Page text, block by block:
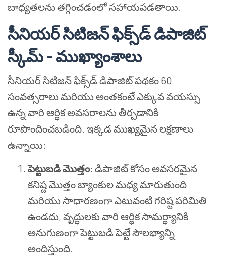
బాధ్యతలను తగ్గించడంలో సహాయపడతాయి.
సీనియర్ సిటిజన్ ఫిక్స్‌డ్ డిపాజిట్
స్కీమ్ - ముఖ్యాంశాలు
సీనియర్ సిటిజన్ ఫిక్స్‌డ్ డిపాజిట్ పథకం 60
సంవత్సరాలు మరియు అంతకంటే ఎక్కువ వయస్సు
ఉన్న వారి ఆర్థిక అవసరాలను తీర్చడానికి
రూపొందించబడింది. ఇక్కడ ముఖ్యమైన లక్షణాలు
ఉన్నాయి:
పెట్టుబడి మొత్తం: డిపాజిట్ కోసం అవసరమైన
కనిష్ట మొత్తం బ్యాంకుల మధ్య మారుతుంది
మరియు సాధారణంగా ఎటువంటి గరిష్ట పరిమితి
ఉండదు, వృద్ధులకు వారి ఆర్థిక సామర్థ్యానికి
అనుగుణంగా పెట్టుబడి పెట్టే సౌలభ్యాన్ని
అందిస్తుంది.